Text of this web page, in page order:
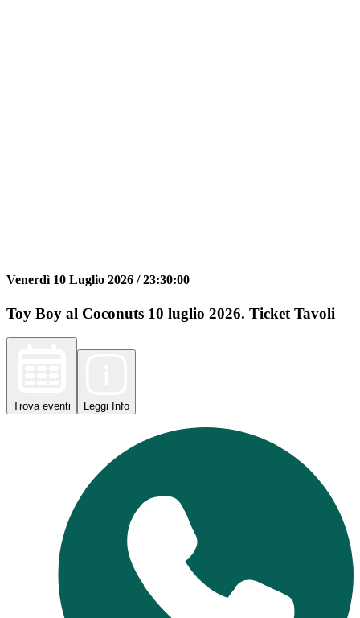
Venerdì 10 Luglio 2026 /23:30:00
Toy Boy al Coconuts 10 luglio 2026. Ticket Tavoli
Trova eventi Leggi Info